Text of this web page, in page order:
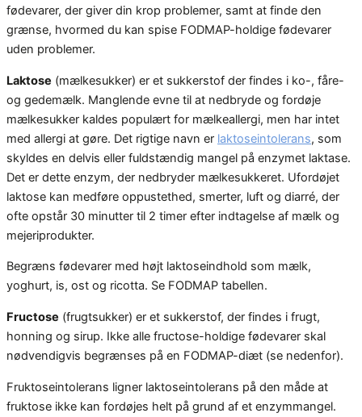
fødevarer, der giver din krop problemer, samt at finde den
grænse, hvormed du kan spise FODMAP-holdige fødevarer
uden problemer.
Laktose (mælkesukker) er et sukkerstof der findes i ko-, fåre-
og gedemælk. Manglende evne til at nedbryde og fordøje
mælkesukker kaldes populært for mælkeallergi, men har intet
med allergi at gøre. Det rigtige navn er laktoseintolerans, som
skyldes en delvis eller fuldstændig mangel på enzymet laktase.
Det er dette enzym, der nedbryder mælkesukkeret. Ufordøjet
laktose kan medføre oppustethed, smerter, luft og diarré, der
ofte opstår 30 minutter til 2 timer efter indtagelse af mælk og
mejeriprodukter.
Begræns fødevarer med højt laktoseindhold som mælk,
yoghurt, is, ost og ricotta. Se FODMAP tabellen.
Fructose (frugtsukker) er et sukkerstof, der findes i frugt,
honning og sirup. Ikke alle fructose-holdige fødevarer skal
nødvendigvis begrænses på en FODMAP-diæt (se nedenfor).
Fruktoseintolerans ligner laktoseintolerans på den måde at
fruktose ikke kan fordøjes helt på grund af et enzymmangel.